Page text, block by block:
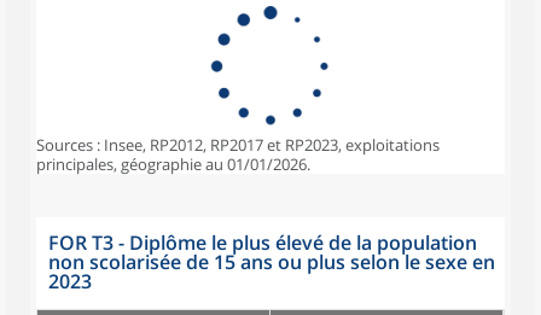
Sources : Insee, RP2012, RP2017 et RP2023, exploitations
principales, géographie au 01/01/2026.
FOR T3 - Diplôme le plus élevé de la population
non scolarisée de 15 ans ou plus selon le sexe en
2023